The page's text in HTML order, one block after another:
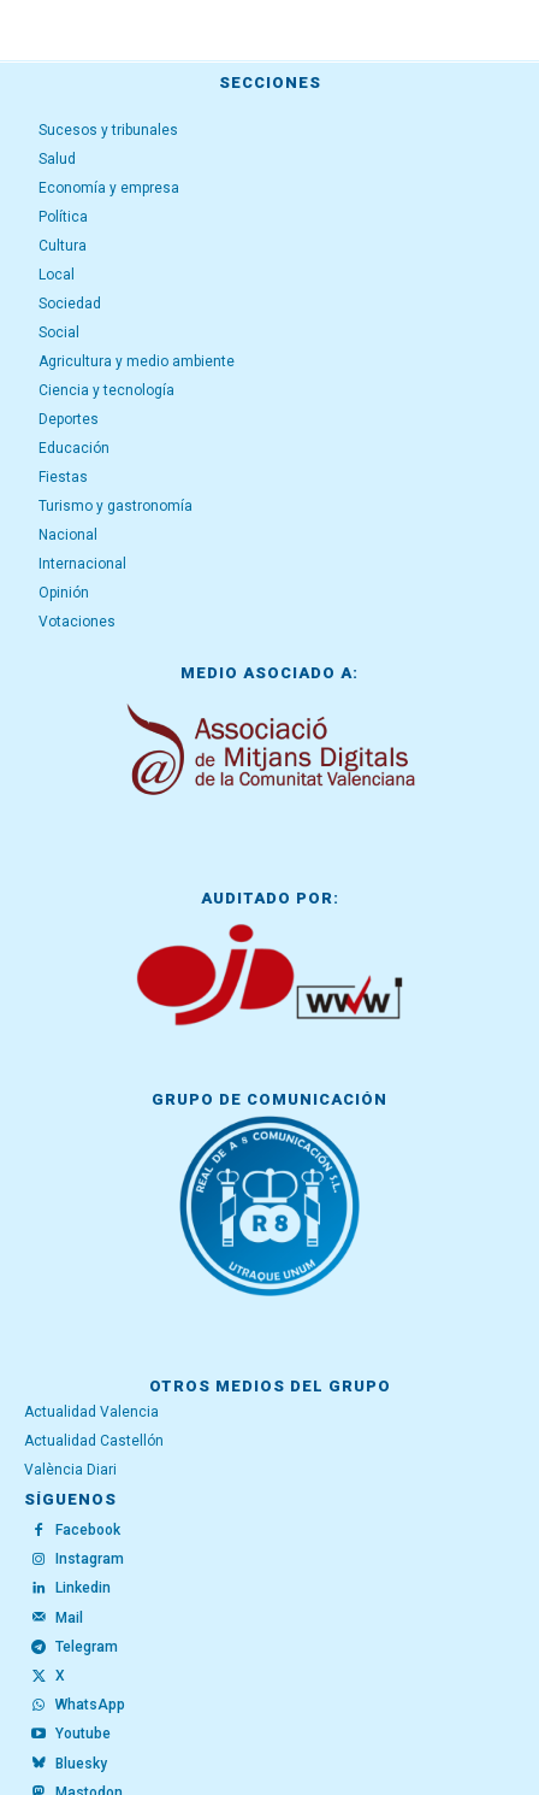
SECCIONES
Sucesos y tribunales
Salud
Economía y empresa
Política
Cultura
Local
Sociedad
Social
Agricultura y medio ambiente
Ciencia y tecnología
Deportes
Educación
Fiestas
Turismo y gastronomía
Nacional
Internacional
Opinión
Votaciones
MEDIO ASOCIADO A:
AUDITADO POR:
GRUPO DE COMUNICACIÓN
OTROS MEDIOS DEL GRUPO
Actualidad Valencia
Actualidad Castellón
València Diari
SÍGUENOS
Facebook
Instagram
Linkedin
Mail
Telegram
X
WhatsApp
Youtube
Bluesky